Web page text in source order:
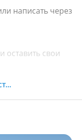
написать через
оставить свои
течение 30